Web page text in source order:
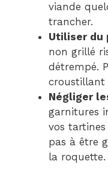
viande
trancher.
Utiliser du
non grillé
détrempé.
croustillant
Négliger
garnitures
vos tartines
pas à être
la roquette.